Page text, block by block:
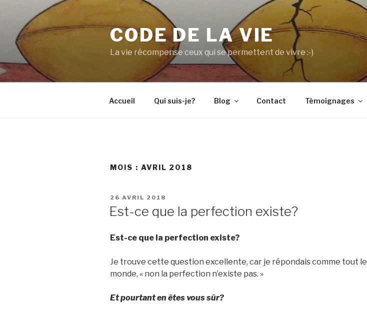
contenu
principal
CODE DE LA VIE
La vie récompense ceux qui se permettent de vivre :-)
Accueil Qui suis-je? Blog Contact Témoignages
MOIS : AVRIL 2018
PUBLIÉ
26 AVRIL 2018
Est-ce que la perfection existe?
Est-ce que la perfection existe?
Je trouve cette question excellente, car je répondais comme tout le
monde, « non la perfection n’existe pas. »
Et pourtant en êtes vous sûr?